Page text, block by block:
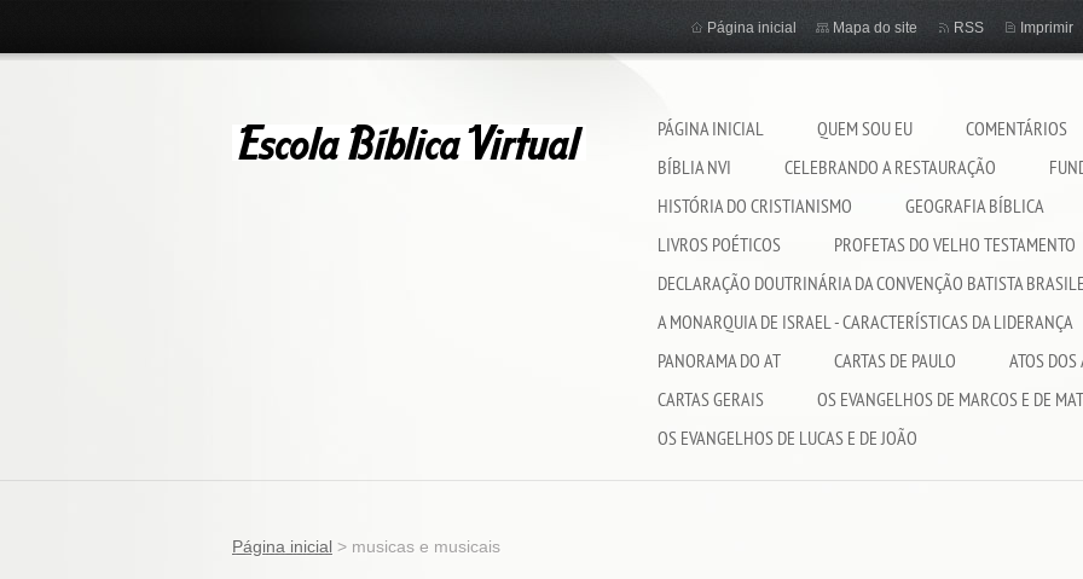
PÁGINA INICIAL QUEM SOU EU
COMENTÁRIOS
BÍBLIA NVI
CELEBRANDO A RESTAURAÇÃO
HISTÓRIA DO CRISTIANISMO
GEOGRAFIA BÍBLICA
LIVROS POÉTICOS
PROFETAS DO VELHO TESTAMENTO
DECLARAÇÃO DOUTRINÁRIA DA CONVENÇÃO BATISTA
A MONARQUIA DE ISRAEL - CARACTERÍSTICAS DA LIDERANÇA
PANORAMA DO AT
CARTAS DE PAULO
ATOS DOS
CARTAS GERAIS
OS EVANGELHOS DE MARCOS E DE
OS EVANGELHOS DE LUCAS E DE JOÃO
Página inicial Mapa do site RSS Imprimir
Página inicial > musicas e musicais